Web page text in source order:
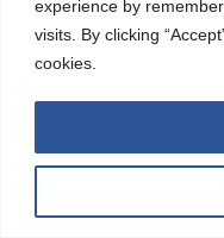
experience by
visits. By clicking
cookies.